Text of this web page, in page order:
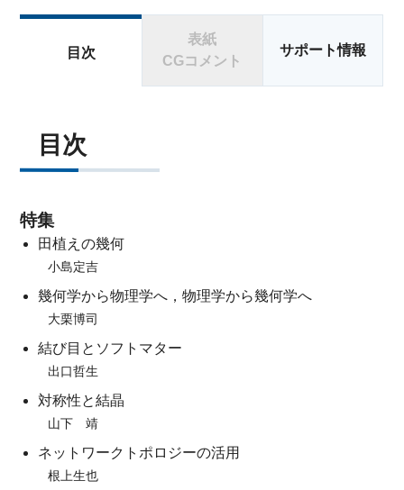
目次
表紙
CGコメント
サポート情報
目次
特集
田植えの幾何
小島定吉
幾何学から物理学へ，物理学から幾何学へ
大栗博司
結び目とソフトマター
出口哲生
対称性と結晶
山下 靖
ネットワークトポロジーの活用
根上生也